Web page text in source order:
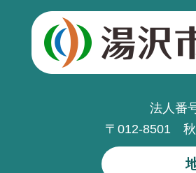
法人番
〒012-8501 秋